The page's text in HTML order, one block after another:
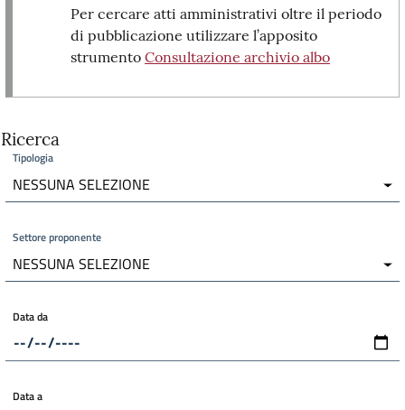
Per cercare atti amministrativi oltre il periodo
di pubblicazione utilizzare l’apposito
strumento Consultazione archivio albo
Ricerca
Tipologia
NESSUNA SELEZIONE
Settore proponente
NESSUNA SELEZIONE
Data da
Data a